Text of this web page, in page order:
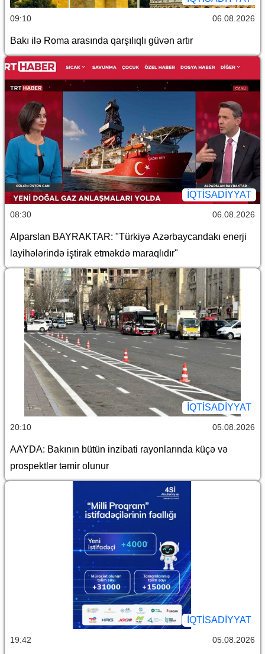
09:10 06.08.2026
Bakı ilə Roma arasında qarşılıqlı güvən artır
İQTİSADİYYAT
08:30 06.08.2026
Alparslan BAYRAKTAR: "Türkiyə Azərbaycandakı enerji
layihələrində iştirak etməkdə maraqlıdır"
İQTİSADİYYAT
20:10 05.08.2026
AAYDA: Bakının bütün inzibati rayonlarında küçə və
prospektlər təmir olunur
İQTİSADİYYAT
19:42 05.08.2026